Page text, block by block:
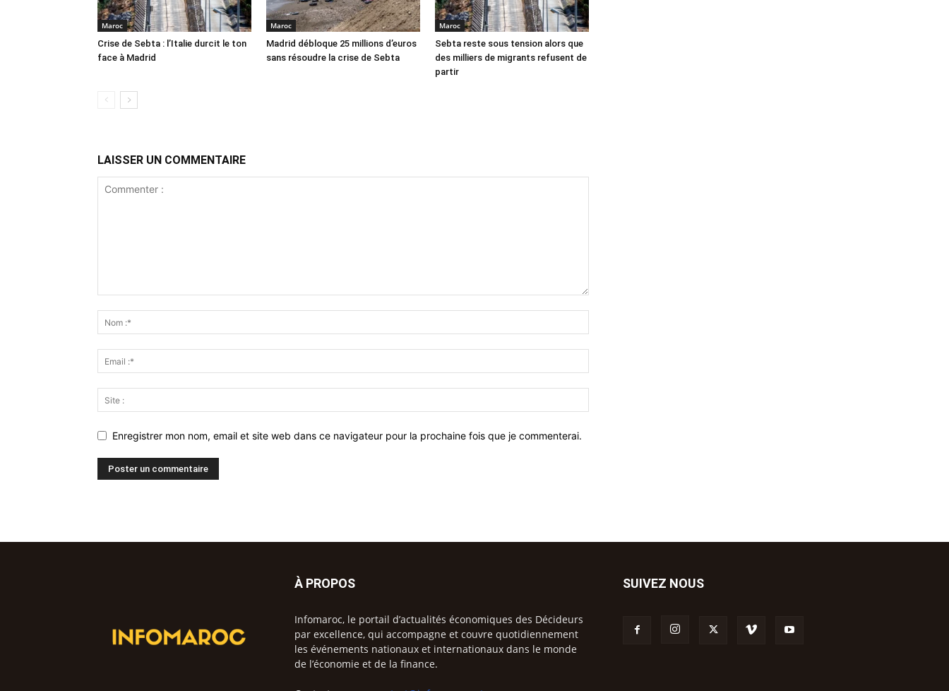
Maroc
Crise de Sebta : l’Italie durcit le ton
face à Madrid
Maroc
Madrid débloque 25 millions d’euros
sans résoudre la crise de Sebta
Maroc
Sebta reste sous tension alors que
des milliers de migrants refusent de
partir
LAISSER UN COMMENTAIRE
Enregistrer mon nom, email et site web dans ce navigateur pour la prochaine fois que je commenterai.
À PROPOS
Infomaroc, le portail d’actualités économiques des Décideurs
par excellence, qui accompagne et couvre quotidiennement
les événements nationaux et internationaux dans le monde
de l’économie et de la finance.
SUIVEZ NOUS